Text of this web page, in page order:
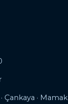
Çankaya · Mamak